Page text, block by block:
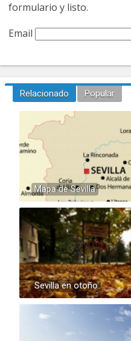
formulario y listo.
Email
Relacionado Popular
Mapa de Sevilla
Sevilla en otoño